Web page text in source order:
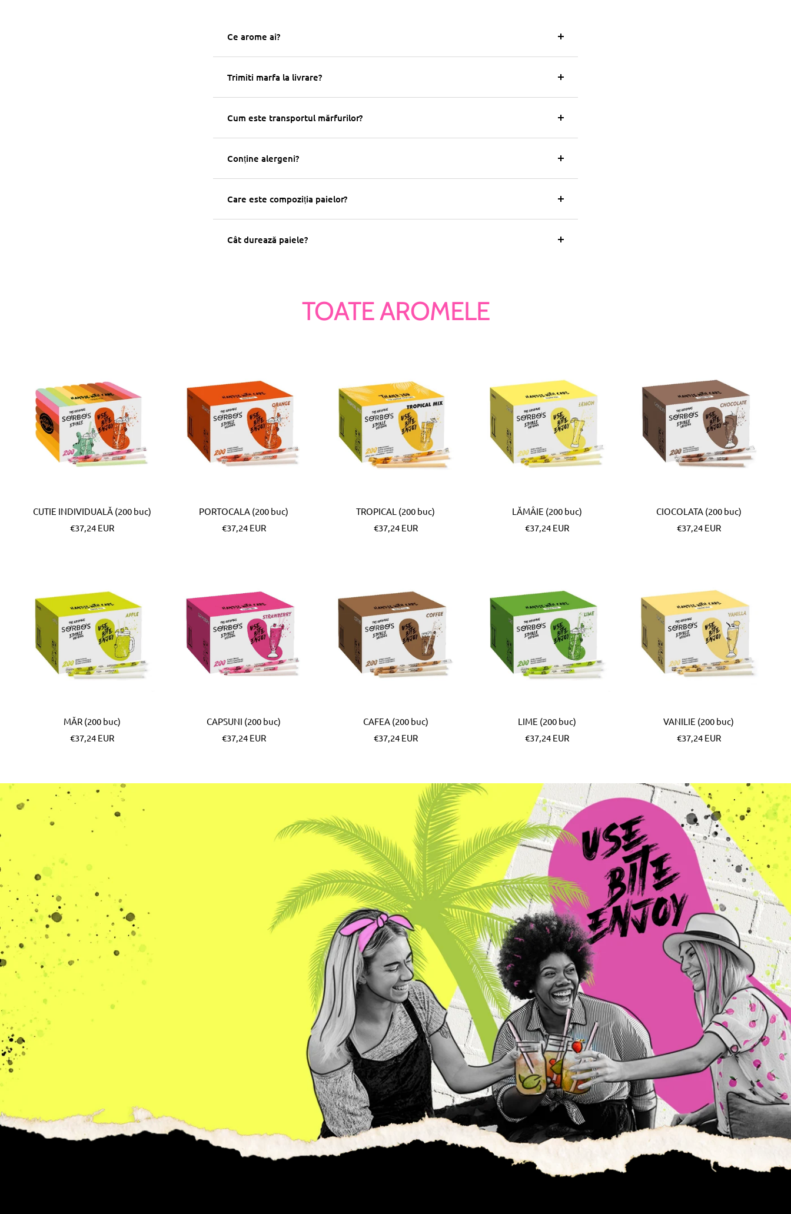
Ce arome ai?
Trimiti marfa la livrare?
Cum este transportul mărfurilor?
Conține alergeni?
Care este compoziția paielor?
Cât durează paiele?
TOATE AROMELE
CUTIE INDIVIDUALĂ (200 buc)
Pret
€37,24 EUR
PORTOCALA (200 buc)
Pret
€37,24 EUR
TROPICAL (200 buc)
Pret
€37,24 EUR
LĂMÂIE (200 buc)
Pret
€37,24 EUR
CIOCOLATA (200 buc)
Pret
€37,24 EUR
MĂR (200 buc)
Pret
€37,24 EUR
CAPSUNI (200 buc)
Pret
€37,24 EUR
CAFEA (200 buc)
Pret
€37,24 EUR
LIME (200 buc)
Pret
€37,24 EUR
VANILIE (200 buc)
Pret
€37,24 EUR